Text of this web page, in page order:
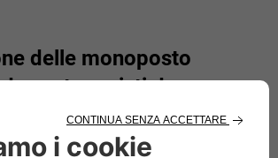
delle monoposto
protagonisti da una
inizialmente in modo non
l’ente CSAI, che